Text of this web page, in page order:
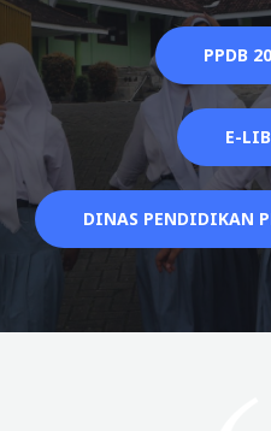
PPDB
E-
DINAS PENDIDIKAN